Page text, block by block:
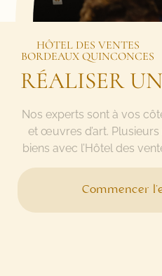
HÔTEL DES VENTES
BORDEAUX QUINCONCES
RÉALISER
Nos experts sont à vos
et œuvres d’art.
biens avec l’Hôtel des
Commencer